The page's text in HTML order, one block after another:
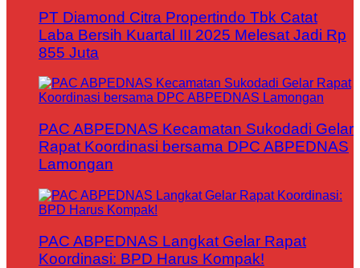
PT Diamond Citra Propertindo Tbk Catat
Laba Bersih Kuartal III 2025 Melesat Jadi Rp
855 Juta
PAC ABPEDNAS Kecamatan Sukodadi Gelar
Rapat Koordinasi bersama DPC ABPEDNAS
Lamongan
PAC ABPEDNAS Langkat Gelar Rapat
Koordinasi: BPD Harus Kompak!